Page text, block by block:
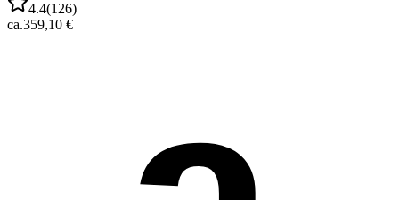
4.4(126)
ca.359,10 €